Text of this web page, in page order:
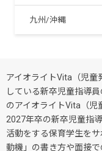
九州/沖縄
アイオライトVita（児童
している新卒児童指導
のアイオライトVita（児
2027年卒の新卒児童指
活動をする保育学生を
動機」の書き方や面接